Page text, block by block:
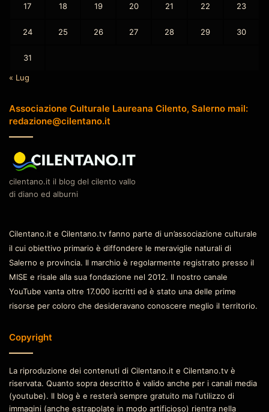
17 18 19 20 21 22 23
24 25 26 27 28 29 30
31
« Lug
Associazione Culturale Laureana Cilento, Salerno mail:
redazione@cilentano.it
cilentano.it il blog del cilento vallo
di diano ed alburni
Cilentano.it e Cilentano.tv fanno parte di un’associazione culturale
il cui obiettivo primario è diffondere le meraviglie naturali di
Salerno e provincia. Il marchio è regolarmente registrato presso il
MISE e risale alla sua fondazione nel 2012. Il nostro canale
YouTube vanta oltre 17.000 iscritti ed è stato una delle prime
risorse per coloro che desideravano conoscere meglio il territorio.
Copyright
La riproduzione dei contenuti di Cilentano.it e Cilentano.tv è
riservata. Quanto sopra descritto è valido anche per i canali media
(youtube). Il blog è e resterà sempre gratuito ma l'utilizzo di
immagini (anche estrapolate in modo artificioso) rientra nella